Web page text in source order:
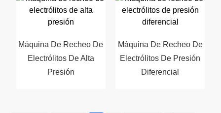
Máquina De Recheo De
Electrólitos De Alta
Presión
Máquina De Recheo De
Electrólitos De Presión
Diferencial